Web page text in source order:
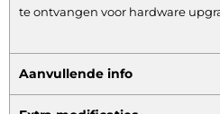
te ontvangen voor hardware
Aanvullende info